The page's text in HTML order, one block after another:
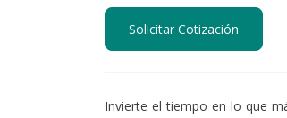
Solicitar Cotización
Invierte el tiempo en lo que